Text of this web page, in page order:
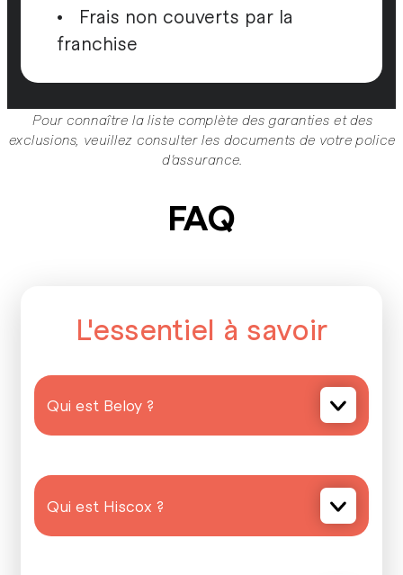
• Frais non couverts par la
franchise ​
Pour connaître la liste complète des garanties et des
exclusions, veuillez consulter les documents de votre police
d'assurance.
FAQ
L'essentiel à savoir
Qui est Beloy ?
Qui est Hiscox ?